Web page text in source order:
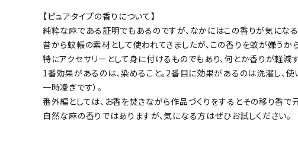
【ピュアタイプの香りについて】
純粋な麻である証明でもあるのですが、なかにはこの香りが気になる
昔から蚊帳の素材として使われてきましたが、この香りを蚊が嫌うか
特にアクセサリーとして身に付けるものでもあり、何とか香りが軽減
1番効果があるのは、染めること。2番目に効果があるのは洗濯し、使
一時凌ぎです）。
番外編としては、お香を焚きながら作品づくりをするとその移り香で
自然な麻の香りではありますが、気になる方はぜひお試しください。